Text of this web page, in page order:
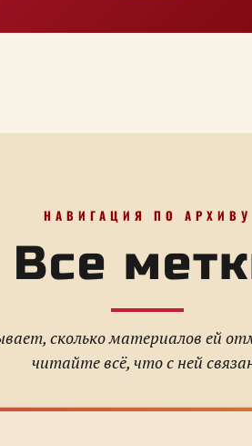
НАВИГАЦИЯ ПО АРХИВУ
Все
сколько материалов ей
читайте всё, что с ней